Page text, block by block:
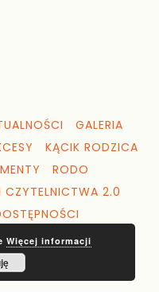
GALERIA
KĄCIK RODZICA
RODO
CZYTELNICTWA 2.0
Więcej informacji